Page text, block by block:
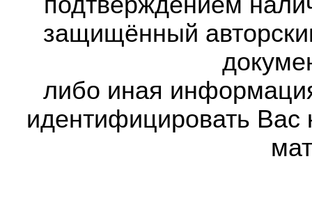
защищённый
либо иная
идентифицировать Вас